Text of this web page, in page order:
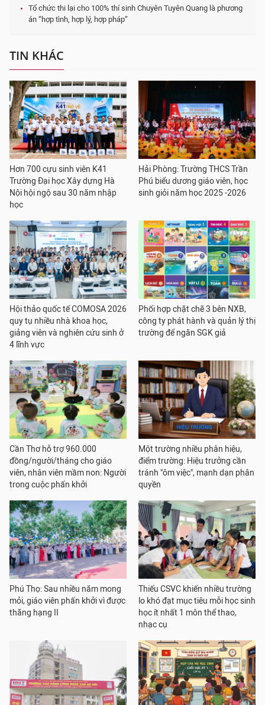
Tổ chức thi lại cho 100% thí sinh Chuyên Tuyên Quang là phương
án “hợp tình, hợp lý, hợp pháp”
TIN KHÁC
Hơn 700 cựu sinh viên K41
Trường Đại học Xây dựng Hà
Nội hội ngộ sau 30 năm nhập
học
Hải Phòng: Trường THCS Trần
Phú biểu dương giáo viên, học
sinh giỏi năm học 2025 -2026
Hội thảo quốc tế COMOSA 2026
quy tụ nhiều nhà khoa học,
giảng viên và nghiên cứu sinh ở
4 lĩnh vực
Phối hợp chặt chẽ 3 bên NXB,
công ty phát hành và quản lý thị
trường để ngăn SGK giả
Cần Thơ hỗ trợ 960.000
đồng/người/tháng cho giáo
viên, nhân viên mầm non: Người
trong cuộc phấn khởi
Một trường nhiều phân hiệu,
điểm trường: Hiệu trưởng cần
tránh "ôm việc", mạnh dạn phân
quyền
Phú Thọ: Sau nhiều năm mong
mỏi, giáo viên phấn khởi vì được
thăng hạng II
Thiếu CSVC khiến nhiều trường
lo khó đạt mục tiêu mỗi học sinh
học ít nhất 1 môn thể thao,
nhạc cụ